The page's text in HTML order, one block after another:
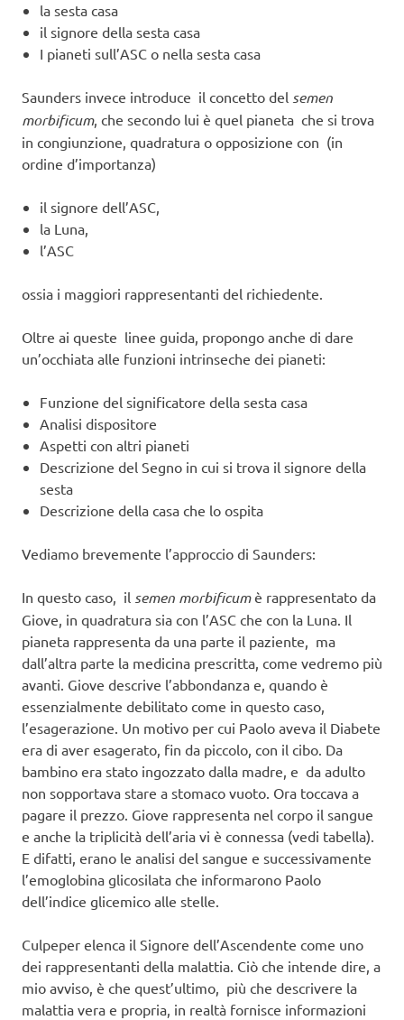
la sesta casa
il signore della sesta casa
I pianeti sull’ASC o nella sesta casa
Saunders invece introduce il concetto del semen
morbificum, che secondo lui è quel pianeta che si trova
in congiunzione, quadratura o opposizione con (in
ordine d’importanza)
il signore dell’ASC,
la Luna,
l’ASC
ossia i maggiori rappresentanti del richiedente.
Oltre ai queste linee guida, propongo anche di dare
un’occhiata alle funzioni intrinseche dei pianeti:
Funzione del significatore della sesta casa
Analisi dispositore
Aspetti con altri pianeti
Descrizione del Segno in cui si trova il signore della
sesta
Descrizione della casa che lo ospita
Vediamo brevemente l’approccio di Saunders:
In questo caso, il semen morbificumè rappresentato da
Giove, in quadratura sia con l’ASC che con la Luna. Il
pianeta rappresenta da una parte il paziente, ma
dall’altra parte la medicina prescritta, come vedremo più
avanti. Giove descrive l’abbondanza e, quando è
essenzialmente debilitato come in questo caso,
l’esagerazione. Un motivo per cui Paolo aveva il Diabete
era di aver esagerato, fin da piccolo, con il cibo. Da
bambino era stato ingozzato dalla madre, e da adulto
non sopportava stare a stomaco vuoto. Ora toccava a
pagare il prezzo. Giove rappresenta nel corpo il sangue
e anche la triplicità dell’aria vi è connessa (vedi tabella).
E difatti, erano le analisi del sangue e successivamente
l’emoglobina glicosilata che informarono Paolo
dell’indice glicemico alle stelle.
Culpeper elenca il Signore dell’Ascendente come uno
dei rappresentanti della malattia. Ciò che intende dire, a
mio avviso, è che quest’ultimo, più che descrivere la
malattia vera e propria, in realtà fornisce informazioni